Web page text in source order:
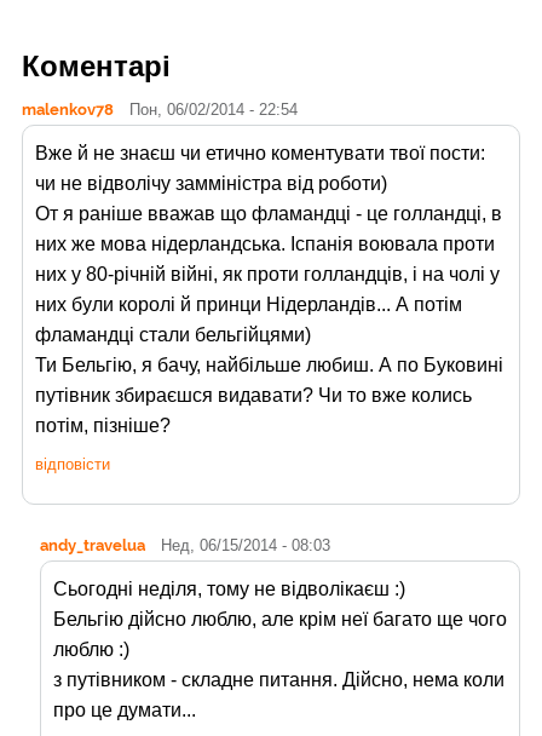
Коментарі
malenkov78 Пон, 06/02/2014 - 22:54
Вже й не знаєш чи етично коментувати твої пости:
чи не відволічу замміністра від роботи)
От я раніше вважав що фламандці - це голландці, в
них же мова нідерландська. Іспанія воювала проти
них у 80-річній війні, як проти голландців, і на чолі у
них були королі й принци Нідерландів... А потім
фламандці стали бельгійцями)
Ти Бельгію, я бачу, найбільше любиш. А по Буковині
путівник збираєшся видавати? Чи то вже колись
потім, пізніше?
відповісти
andy_travelua Нед, 06/15/2014 - 08:03
Сьогодні неділя, тому не відволікаєш :)
Бельгію дійсно люблю, але крім неї багато ще чого
люблю :)
з путівником - складне питання. Дійсно, нема коли
про це думати...